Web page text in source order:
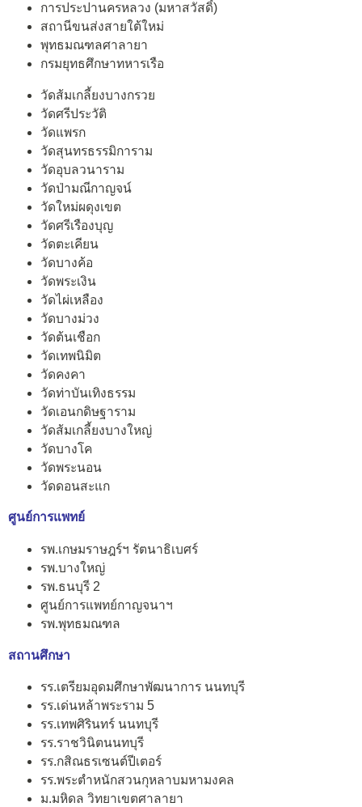
การประปานครหลวง (มหาสวัสดิ์)
สถานีขนส่งสายใต้ใหม่
พุทธมณฑลศาลายา
กรมยุทธศึกษาทหารเรือ
วัดส้มเกลี้ยงบางกรวย
วัดศรีประวัติ
วัดแพรก
วัดสุนทรธรรมิการาม
วัดอุบลวนาราม
วัดป่ามณีกาญจน์
วัดใหม่ผดุงเขต
วัดศรีเรืองบุญ
วัดตะเคียน
วัดบางค้อ
วัดพระเงิน
วัดไผ่เหลือง
วัดบางม่วง
วัดต้นเชือก
วัดเทพนิมิต
วัดคงคา
วัดท่าบันเทิงธรรม
วัดเอนกดิษฐาราม
วัดส้มเกลี้ยงบางใหญ่
วัดบางโค
วัดพระนอน
วัดดอนสะแก
ศูนย์การแพทย์
รพ.เกษมราษฎร์ฯ รัตนาธิเบศร์
รพ.บางใหญ่
รพ.ธนบุรี 2
ศูนย์การแพทย์กาญจนาฯ
รพ.พุทธมณฑล
สถานศึกษา
รร.เตรียมอุดมศึกษาพัฒนาการ นนทบุรี
รร.เด่นหล้าพระราม 5
รร.เทพศิรินทร์ นนทบุรี
รร.ราชวินิตนนทบุรี
รร.กสิณธรเซนต์ปีเตอร์
รร.พระตำหนักสวนกุหลาบมหามงคล
ม.มหิดล วิทยาเขตศาลายา